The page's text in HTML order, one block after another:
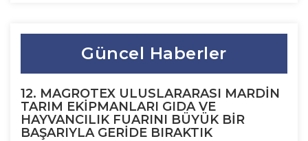
Güncel Haberler
12. MAGROTEX ULUSLARARASI MARDİN
TARIM EKİPMANLARI GIDA VE
HAYVANCILIK FUARINI BÜYÜK BİR
BAŞARIYLA GERİDE BIRAKTIK